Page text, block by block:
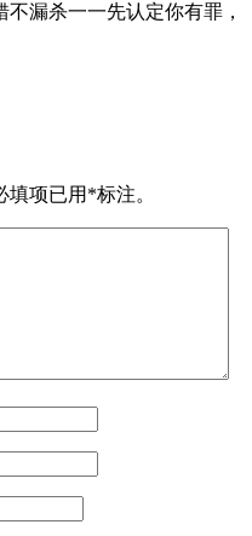
漏杀一一先认定你有罪，
填项已用 *标注。